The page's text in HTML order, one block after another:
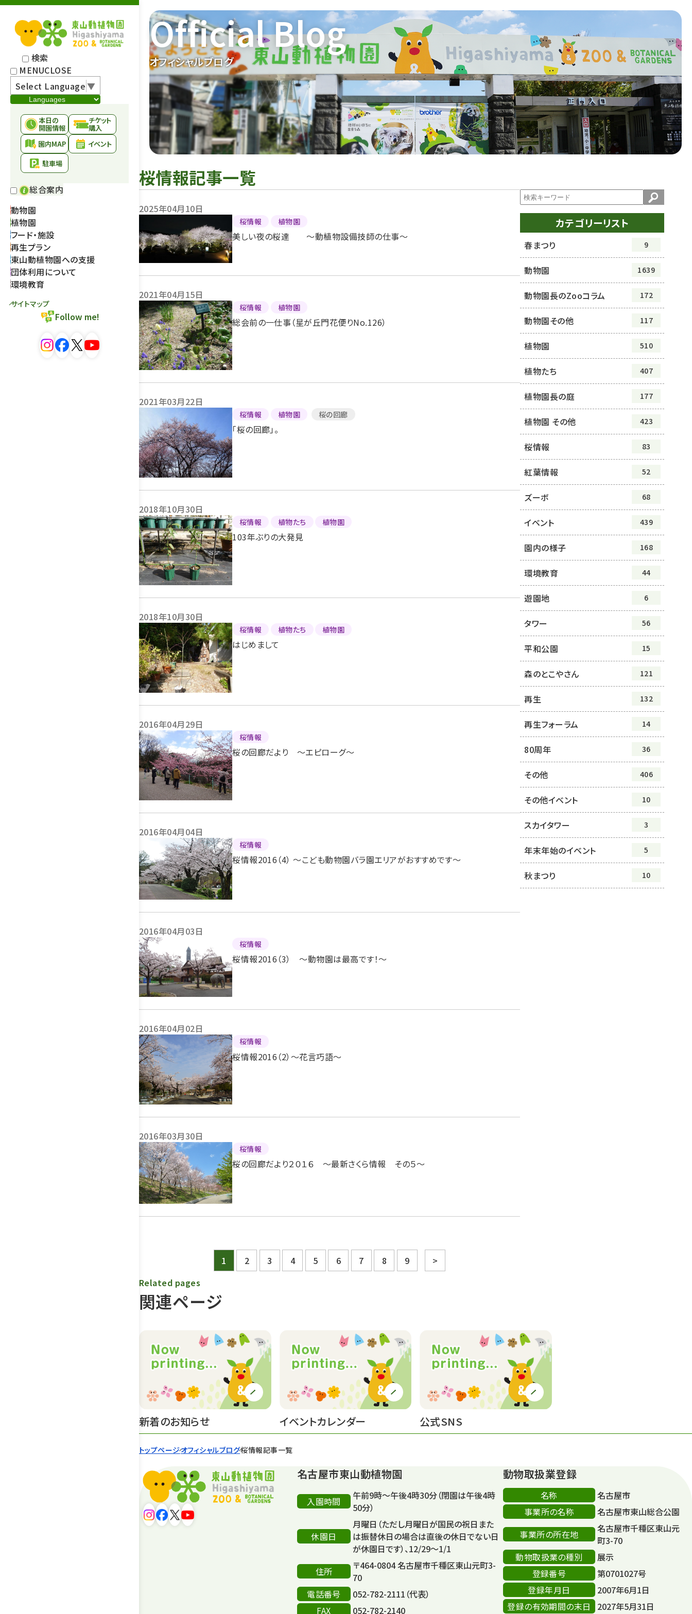
検索
MENUCLOSE
Select Language▼
本日の
開園情報
チケット
購入
園内MAP
イベント
駐車場
総合案内
動物園
植物園
フード・施設
再生プラン
東山動植物園への支援
団体利用について
環境教育
サイトマップ
Follow me!
オフィシャルブログ
Official Blog
トップページオフィシャルブログ桜情報記事一覧
桜情報記事一覧
2025年04月10日
桜情報 植物園
美しい夜の桜達 ～動植物設備技師の仕事～
2021年04月15日
桜情報 植物園
総会前の一仕事（星が丘門花便りNo.126）
2021年03月22日
桜情報 植物園 桜の回廊
「桜の回廊」。
2018年10月30日
桜情報 植物たち 植物園
103年ぶりの大発見
2018年10月30日
桜情報 植物たち 植物園
はじめまして
2016年04月29日
桜情報
桜の回廊だより 〜エピローグ〜
2016年04月04日
桜情報
桜情報2016（4） 〜こども動物園バラ園エリアがおすすめです〜
2016年04月03日
桜情報
桜情報2016（3） 〜動物園は最高です！〜
2016年04月02日
桜情報
桜情報2016（2）〜花言巧語〜
2016年03月30日
桜情報
桜の回廊だより２０１６ 〜最新さくら情報 その５〜
1 2 3 4 5 6 7 8 9 >
カテゴリーリスト
春まつり 9
動物園 1639
動物園長のZooコラム 172
動物園その他 117
植物園 510
植物たち 407
植物園長の庭 177
植物園 その他 423
桜情報 83
紅葉情報 52
ズーボ 68
イベント 439
園内の様子 168
環境教育 44
遊園地 6
タワー 56
平和公園 15
森のとこやさん 121
再生 132
再生フォーラム 14
80周年 36
その他 406
その他イベント 10
スカイタワー 3
年末年始のイベント 5
秋まつり 10
関連ページ
Related pages
新着のお知らせ イベントカレンダー 公式SNS
名古屋市東山動植物園
入園時間
午前9時～午後4時30分（閉園は午後4時
50分）
休園日
月曜日（ただし月曜日が国民の祝日また
は振替休日の場合は直後の休日でない日
が休園日です）、12/29～1/1
住所
〒464-0804 名古屋市千種区東山元町3-
70
電話番号
052-782-2111（代表）
FAX
052-782-2140
動物取扱業登録
名称
名古屋市
事業所の名称
名古屋市東山総合公園
事業所の所在地
名古屋市千種区東山元
町3-70
動物取扱業の種別
展示
登録番号
第0701027号
登録年月日
2007年6月1日
登録の有効期間の末日
2027年5月31日